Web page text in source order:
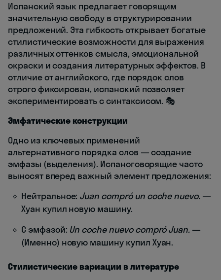
Испанский язык предлагает говорящим
значительную свободу в структурировании
предложений. Эта гибкость открывает богатые
стилистические возможности для выражения
различных оттенков смысла, эмоциональной
окраски и создания литературных эффектов. В
отличие от английского, где порядок слов
строго фиксирован, испанский позволяет
экспериментировать с синтаксисом. 🎭
Эмфатические конструкции
Одно из ключевых применений
альтернативного порядка слов — создание
эмфазы (выделения). Испаноговорящие часто
выносят вперед важный элемент предложения:
Нейтральное: Juan compró un coche nuevo. —
Хуан купил новую машину.
С эмфазой: Un coche nuevo compró Juan. —
(Именно) новую машину купил Хуан.
Стилистические вариации в литературе